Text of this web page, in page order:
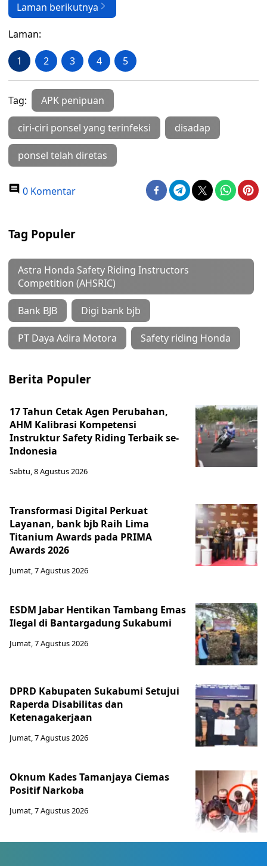
Laman berikutnya
Laman:
1 2 3 4 5
Tag: APK penipuan
ciri-ciri ponsel yang terinfeksi disadap
ponsel telah diretas
0 Komentar
Tag Populer
Astra Honda Safety Riding Instructors
Competition (AHSRIC)
Bank BJB Digi bank bjb
PT Daya Adira Motora Safety riding Honda
Berita Populer
17 Tahun Cetak Agen Perubahan,
AHM Kalibrasi Kompetensi
Instruktur Safety Riding Terbaik se-
Indonesia
Sabtu, 8 Agustus 2026
Transformasi Digital Perkuat
Layanan, bank bjb Raih Lima
Titanium Awards pada PRIMA
Awards 2026
Jumat, 7 Agustus 2026
ESDM Jabar Hentikan Tambang Emas
Ilegal di Bantargadung Sukabumi
Jumat, 7 Agustus 2026
DPRD Kabupaten Sukabumi Setujui
Raperda Disabilitas dan
Ketenagakerjaan
Jumat, 7 Agustus 2026
Oknum Kades Tamanjaya Ciemas
Positif Narkoba
Jumat, 7 Agustus 2026